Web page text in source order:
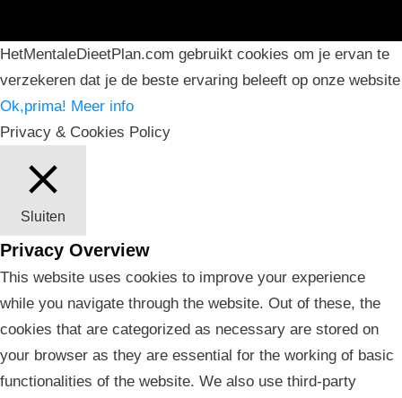
HetMentaleDieetPlan.com gebruikt cookies om je ervan te
verzekeren dat je de beste ervaring beleeft op onze website
Ok,prima! Meer info
Privacy & Cookies Policy
Sluiten
Privacy Overview
This website uses cookies to improve your experience
while you navigate through the website. Out of these, the
cookies that are categorized as necessary are stored on
your browser as they are essential for the working of basic
functionalities of the website. We also use third-party